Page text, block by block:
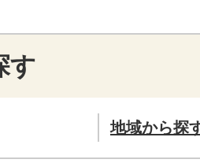
す
地域から探